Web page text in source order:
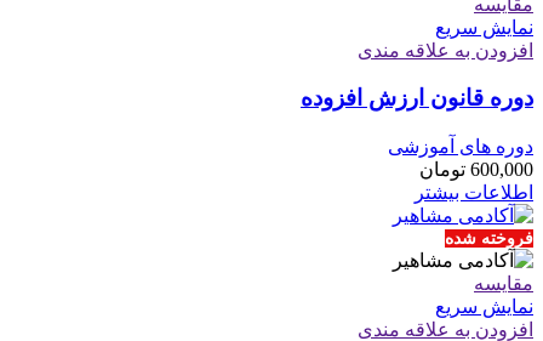
مقايسه
نمایش سریع
افزودن به علاقه مندی
دوره قانون ارزش افزوده
دوره های آموزشی
600,000 تومان
اطلاعات بیشتر
فروخته شده
مقايسه
نمایش سریع
افزودن به علاقه مندی